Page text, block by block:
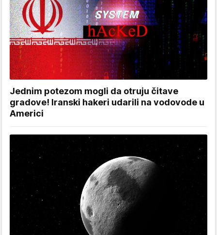
Jednim potezom mogli da otruju čitave
gradove! Iranski hakeri udarili na vodovode u
Americi